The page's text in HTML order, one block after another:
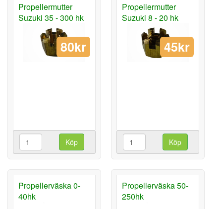
Propellermutter
Suzuki 35 - 300 hk
80kr
Köp
Propellermutter
Suzuki 8 - 20 hk
45kr
Köp
Propellerväska 0-
40hk
Propellerväska 50-
250hk